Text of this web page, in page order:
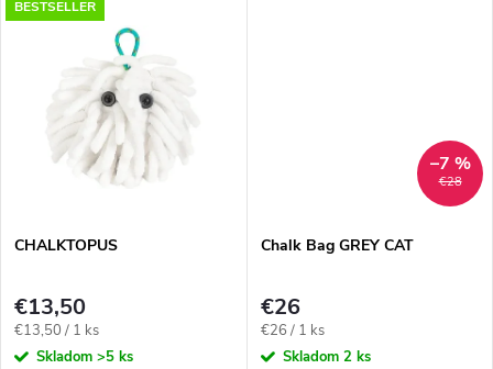
v
k
BESTSELLER
CHALKTOPUS
€13,50
Jednotková
cena:
€13,50 / 1 ks
Skladom >5 ks
€28
–7 %
Chalk Bag GREY CAT
€26
Jednotková
cena:
€26 / 1 ks
Skladom 2 ks